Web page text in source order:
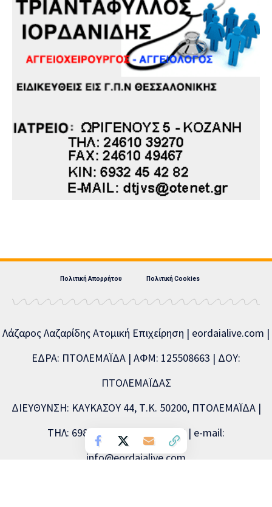
Πολιτική Απορρήτου Πολιτική Cookies
Λάζαρος Λαζαρίδης Ατομική Επιχείρηση | eordaialive.com |
ΕΔΡΑ: ΠΤΟΛΕΜΑΪΔΑ | ΑΦΜ: 125508663 | ΔΟΥ:
ΠΤΟΛΕΜΑΪΔΑΣ
ΔΙΕΥΘΥΝΣΗ: ΚΑΥΚΑΣΟΥ 44, Τ.Κ. 50200, ΠΤΟΛΕΜΑΪΔΑ |
ΤΗΛ: 6981893715, 2463504856 | e-mail:
info@eordaialive.com